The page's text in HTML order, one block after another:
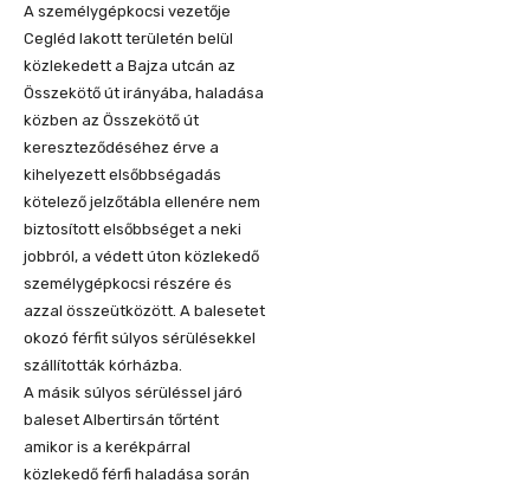
A személygépkocsi vezetője
Cegléd lakott területén belül
közlekedett a Bajza utcán az
Összekötő út irányába, haladása
közben az Összekötő út
kereszteződéséhez érve a
kihelyezett elsőbbségadás
kötelező jelzőtábla ellenére nem
biztosított elsőbbséget a neki
jobbról, a védett úton közlekedő
személygépkocsi részére és
azzal összeütközött. A balesetet
okozó férfit súlyos sérülésekkel
szállították kórházba.
A másik súlyos sérüléssel járó
baleset Albertirsán tőrtént
amikor is a kerékpárral
közlekedő férfi haladása során